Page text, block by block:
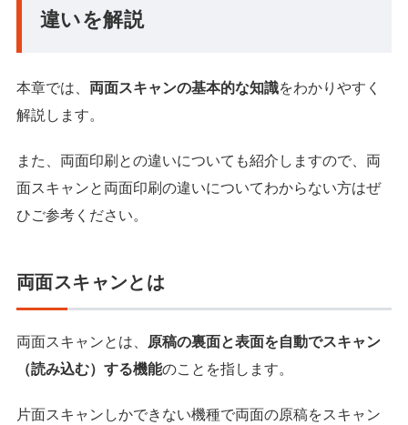
違いを解説
本章では、 両面スキャンの基本的な知識をわかりやすく
解説します。
また、両面印刷との違いについても紹介しますので、両
面スキャンと両面印刷の違いについてわからない方はぜ
ひご参考ください。
両面スキャンとは
両面スキャンとは、
原稿の裏面と表面を自動でスキャン
（読み込む）する機能のことを指します。
片面スキャンしかできない機種で両面の原稿をスキャン